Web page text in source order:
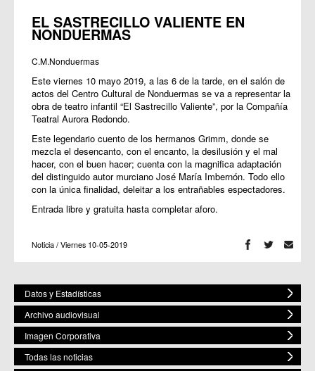
EL SASTRECILLO VALIENTE EN
NONDUERMAS
C.M.Nonduermas
Este viernes 10 mayo 2019, a las 6 de la tarde, en el salón de
actos del Centro Cultural de Nonduermas se va a representar la
obra de teatro infantil “El Sastrecillo Valiente”, por la Compañía
Teatral Aurora Redondo.
Este legendario cuento de los hermanos Grimm, donde se
mezcla el desencanto, con el encanto, la desilusión y el mal
hacer, con el buen hacer; cuenta con la magnifica adaptación
del distinguido autor murciano José María Imbernón. Todo ello
con la única finalidad, deleitar a los entrañables espectadores.
Entrada libre y gratuita hasta completar aforo.
Noticia / Viernes 10-05-2019
Datos y Estadísticas
Archivo audiovisual
Imagen Corporativa
Todas las noticias